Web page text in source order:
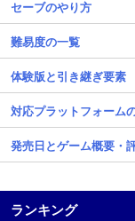
セーブのやり方
難易度の一覧
体験版と引き継ぎ要素
対応プラットフォーム
発売日とゲーム概要・
ランキング